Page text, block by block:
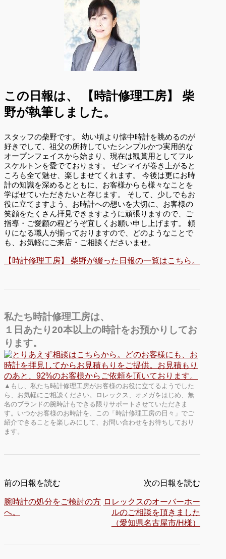
この日報は、
【時計修理工房】 柴
野が執筆しました。
スタッフの柴野です。 幼い頃より懐中時計を眺めるのが
好きでして、祖父の所持していたシンプルかつ実用的な
オープンフェイスから始まり、現在は観賞用としてフル
スケルトンを愛でております。 ゼンマイが巻き上がると
ころも全て魅せ、楽しませてくれます。 今後は更にお時
計の知識を深めるとともに、お客様からも様々なことを
学ばせていただきたいと存じます。 そして、少しでもお
役に立てますよう、お時計への想いを大切に、お客様の
笑顔をたくさん拝見できますように頑張りますので、ご
指導・ご愛顧の程どうぞ宜しくお願い申し上げます。 頼
りになる職人が揃っておりますので、どのようなことで
も、お気軽にご来店・ご相談くださいませ。
【時計修理工房】 柴野が綴った日報の一覧はこちら。
私たち時計修理工房は、
１日あたり20本以上の時計をお預かりしてお
ります。
▲もし、私たち時計修理工房がお客様のお役に立てるようでした
ら、お気軽にご相談ください。ロレックス、オメガをはじめ、無
名のブランドの腕時計もできる限りサポートさせていただきま
す。いつかお客様のお時計を、この「時計修理工房の日々」でご
紹介できることを楽しみにして、お問い合わせをお待ちしており
ます。
前の日報を読む
腕時計の処分をご検討の方
へ。
次の日報を読む
ロレックスのオーバーホー
ルのご相談を頂きました
（愛知県名古屋市/H様）